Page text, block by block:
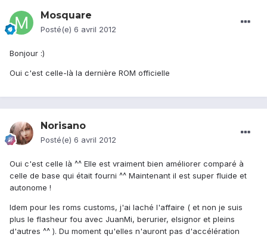
Mosquare
Posté(e) 6 avril 2012
Bonjour :)
Oui c'est celle-là la dernière ROM officielle
Norisano
Posté(e) 6 avril 2012
Oui c'est celle là ^^ Elle est vraiment bien améliorer comparé à
celle de base qui était fourni ^^ Maintenant il est super fluide et
autonome !
Idem pour les roms customs, j'ai laché l'affaire ( et non je suis
plus le flasheur fou avec JuanMi, berurier, elsignor et pleins
d'autres ^^ ). Du moment qu'elles n'auront pas d'accélération